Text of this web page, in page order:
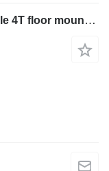
TyreON TSC4000X2 XLSR Low Profile 4T floor mounted scissor lift - Large